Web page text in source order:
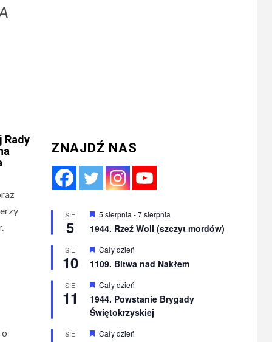
Rady
ZNAJDŹ NAS
SIE
5
Wyróżnione
5 sierpnia -7 sierpnia
1944. Rzeź Woli (szczyt mordów)
SIE
10
Wyróżnione
Cały dzień
1109. Bitwa nad Nakłem
SIE
11
Wyróżnione
Cały dzień
1944. Powstanie Brygady
Świętokrzyskiej
SIE Wyróżnione
Cały dzień